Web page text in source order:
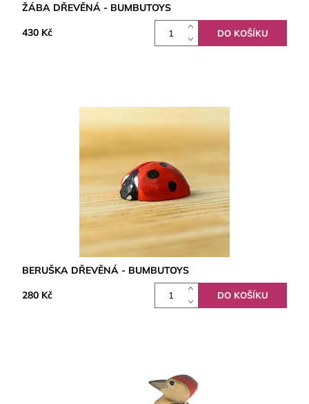
ŽÁBA DŘEVĚNÁ - BUMBUTOYS
430 Kč
BERUŠKA DŘEVĚNÁ - BUMBUTOYS
280 Kč